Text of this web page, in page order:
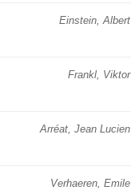
Einstein, Albert
Frankl, Viktor
Arréat, Jean Lucien
Verhaeren, Emile